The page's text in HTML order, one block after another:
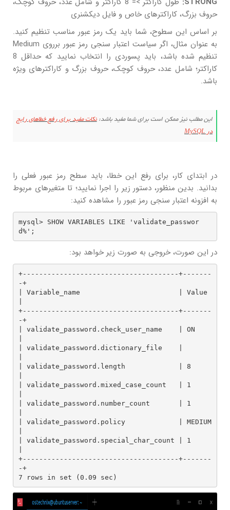
حروف بزرگ، کاراکترهای خاص و فایل دیکشنری
بر اساس این سطوح، شما باید یک رمز عبور مناسب تنظیم کنید.
به عنوان مثال، اگر سیاست اعتبار سنجی رمز عبور برروی Medium
تنظیم شده باشد، باید پسوردی را انتخاب نمایید که حداقل 8
کاراکتر؛ شامل عدد، حروف کوچک، حروف بزرگ و کاراکترهای ویژه
باشد.
این مطلب نیز ممکن است برای شما مفید باشد: نکات مفید برای رفع خطاهای رایج
در MySQL
در ابتدای کار، برای رفع این خطا، باید سطح رمز عبور فعلی را
بدانید. بدین منظور، دستور زیر را اجرا نمایید؛ تا متغیرهای مربوط
به افزونه اعتبار سنجی رمز عبور را مشاهده کنید:
mysql> SHOW VARIABLES LIKE 'validate_passwor
d%';
در این صورت، خروجی به صورت زیر خواهد بود:
+--------------------------------------+-------
-+
| Variable_name                        | Value
+--------------------------------------+-------
-+
| validate_password.check_user_name    | ON
| validate_password.dictionary_file    |
| validate_password.length             | 8
| validate_password.mixed_case_count   | 1
| validate_password.number_count       | 1
| validate_password.policy             | MEDIUM
| validate_password.special_char_count | 1
+--------------------------------------+-------
-+
7 rows in set (0.09 sec)